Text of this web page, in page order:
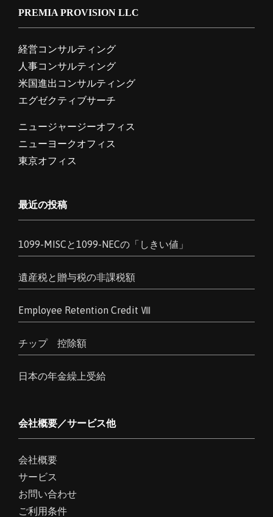
PREMIA PROVISION LLC
経営コンサルティング
人事コンサルティング
米国進出コンサルティング
エグゼクティブサーチ
ニュージャージーオフィス
ニューヨークオフィス
東京オフィス
最近の投稿
1099-MISCと1099-NECの「しきい値」
遺産税と贈与税の非課税額
Employee Retention Credit Ⅷ
チップ 控除額
日本の年金繰上受給
会社概要／サービス他
会社概要
サービス
お問い合わせ
ご利用条件